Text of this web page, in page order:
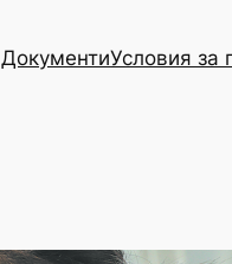
ДокументиУсловия за